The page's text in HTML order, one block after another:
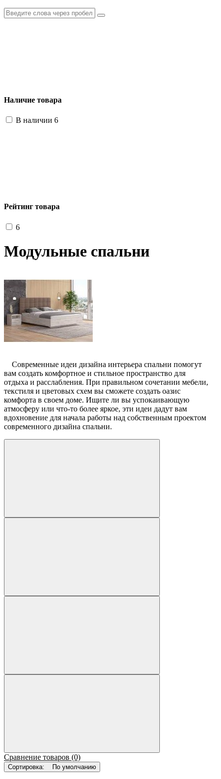
Наличие товара
В наличии 6
Рейтинг товара
6
Модульные спальни
Современные идеи дизайна интерьера спальни помогут
вам создать комфортное и стильное пространство для
отдыха и расслабления. При правильном сочетании мебели,
текстиля и цветовых схем вы сможете создать оазис
комфорта в своем доме. Ищите ли вы успокаивающую
атмосферу или что-то более яркое, эти идеи дадут вам
вдохновение для начала работы над собственным проектом
современного дизайна спальни.
Сравнение товаров (0)
Сортировка: По умолчанию